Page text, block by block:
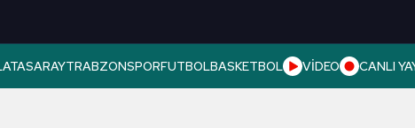
TRABZONSPORFUTBOLBASKETBOL VİDEO CANLI